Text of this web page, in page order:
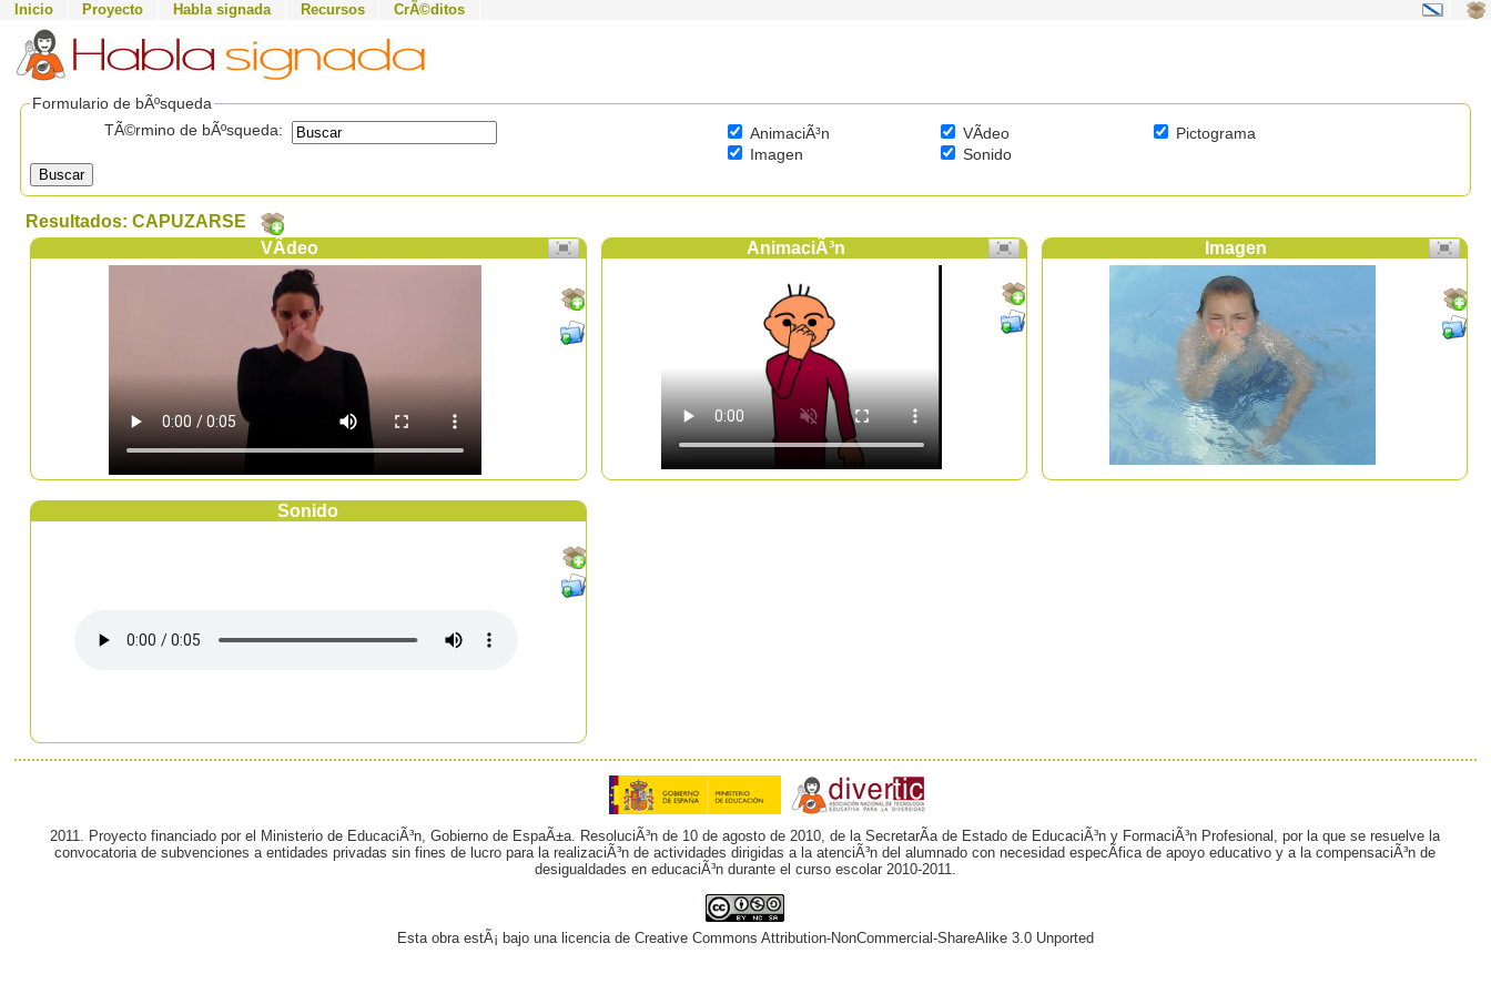
Inicio Proyecto Habla signada Recursos CrÃ©ditos
Formulario de bÃºsqueda
TÃ©rmino de bÃºsqueda:
AnimaciÃ³n VÃ­deo
Pictograma
Imagen
Sonido
Buscar
Resultados: CAPUZARSE
VÃ­deo
AnimaciÃ³n Imagen
Sonido
2011. Proyecto financiado por el Ministerio de EducaciÃ³n, Gobierno de EspaÃ±a. ResoluciÃ³n de 10 de agosto de 2010, de la SecretarÃ­a de Estado de EducaciÃ³n y FormaciÃ³n Profesional, por la que se resuelve la
convocatoria de subvenciones a entidades privadas sin fines de lucro para la realizaciÃ³n de actividades dirigidas a la atenciÃ³n del alumnado con necesidad especÃ­fica de apoyo educativo y a la compensaciÃ³n de
desigualdades en educaciÃ³n durante el curso escolar 2010-2011.
Esta obra estÃ¡ bajo una licencia de Creative Commons Attribution-NonCommercial-ShareAlike 3.0 Unported